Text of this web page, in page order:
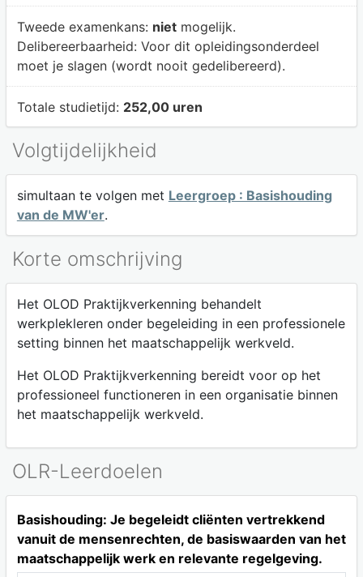
Tweede examenkans: nietmogelijk.
Delibereerbaarheid: Voor dit opleidingsonderdeel
moet je slagen (wordt nooit gedelibereerd).
Totale studietijd: 252,00 uren
Volgtijdelijkheid
simultaan te volgen met Leergroep : Basishouding
van de MW'er.
Korte omschrijving
Het OLOD Praktijkverkenning behandelt
werkplekleren onder begeleiding in een professionele
setting binnen het maatschappelijk werkveld.
Het OLOD Praktijkverkenning bereidt voor op het
professioneel functioneren in een organisatie binnen
het maatschappelijk werkveld.
OLR-Leerdoelen
Basishouding: Je begeleidt cliënten vertrekkend
vanuit de mensenrechten, de basiswaarden van het
maatschappelijk werk en relevante regelgeving.